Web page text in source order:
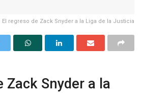
El regreso de Zack Snyder a la Liga de la Justicia
Zack Snyder a la